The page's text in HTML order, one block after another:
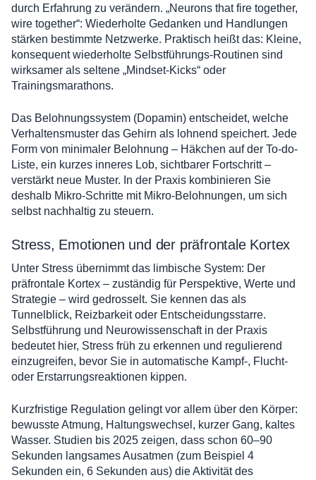
durch Erfahrung zu verändern. „Neurons that fire together,
wire together“: Wiederholte Gedanken und Handlungen
stärken bestimmte Netzwerke. Praktisch heißt das: Kleine,
konsequent wiederholte Selbstführungs-Routinen sind
wirksamer als seltene „Mindset-Kicks“ oder
Trainingsmarathons.
Das Belohnungssystem (Dopamin) entscheidet, welche
Verhaltensmuster das Gehirn als lohnend speichert. Jede
Form von minimaler Belohnung – Häkchen auf der To-do-
Liste, ein kurzes inneres Lob, sichtbarer Fortschritt –
verstärkt neue Muster. In der Praxis kombinieren Sie
deshalb Mikro-Schritte mit Mikro-Belohnungen, um sich
selbst nachhaltig zu steuern.
Stress, Emotionen und der präfrontale Kortex
Unter Stress übernimmt das limbische System: Der
präfrontale Kortex – zuständig für Perspektive, Werte und
Strategie – wird gedrosselt. Sie kennen das als
Tunnelblick, Reizbarkeit oder Entscheidungsstarre.
Selbstführung und Neurowissenschaft in der Praxis
bedeutet hier, Stress früh zu erkennen und regulierend
einzugreifen, bevor Sie in automatische Kampf‑, Flucht‑
oder Erstarrungsreaktionen kippen.
Kurzfristige Regulation gelingt vor allem über den Körper:
bewusste Atmung, Haltungswechsel, kurzer Gang, kaltes
Wasser. Studien bis 2025 zeigen, dass schon 60–90
Sekunden langsames Ausatmen (zum Beispiel 4
Sekunden ein, 6 Sekunden aus) die Aktivität des